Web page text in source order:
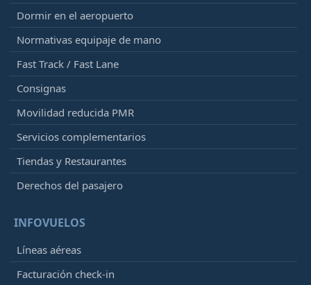
Dormir en el aeropuerto
Normativas equipaje de mano
Fast Track / Fast Lane
Consignas
Movilidad reducida PMR
Servicios complementarios
Tiendas y Restaurantes
Derechos del pasajero
INFOVUELOS
Líneas aéreas
Facturación check-in